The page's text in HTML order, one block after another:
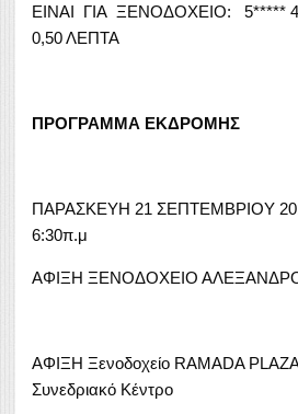
ΕΙΝΑΙ ΓΙΑ ΞΕΝΟΔΟΧΕΙΟ: 5***** 4
0,50 ΛΕΠΤΑ
ΠΡΟΓΡΑΜΜΑ ΕΚΔΡΟΜΗΣ
ΠΑΡΑΣΚΕΥΗ 21 ΣΕΠΤΕΜΒΡΙΟΥ
6:30π.μ
ΑΦΙΞΗ ΞΕΝΟΔΟΧΕΙΟ
ΑΦΙΞΗ Ξενοδοχείο RAMADA
Συνεδριακό Κέντρο